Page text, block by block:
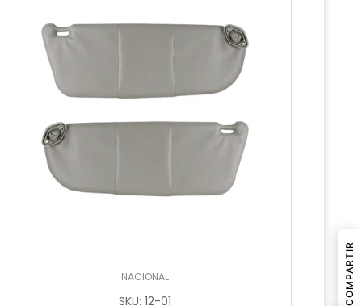
NACIONAL
SKU: 12-01
COMPARTIR